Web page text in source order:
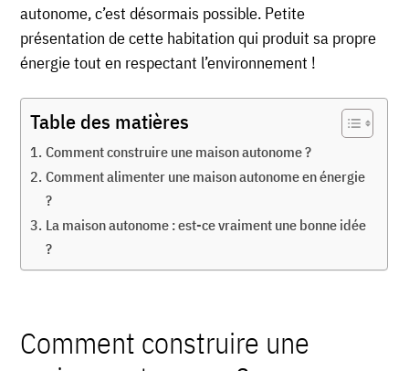
autonome, c’est désormais possible. Petite
présentation de cette habitation qui produit sa propre
énergie tout en respectant l’environnement !
Table des matières
Comment construire une maison autonome ?
Comment alimenter une maison autonome en énergie
?
La maison autonome : est-ce vraiment une bonne idée
?
Comment construire une